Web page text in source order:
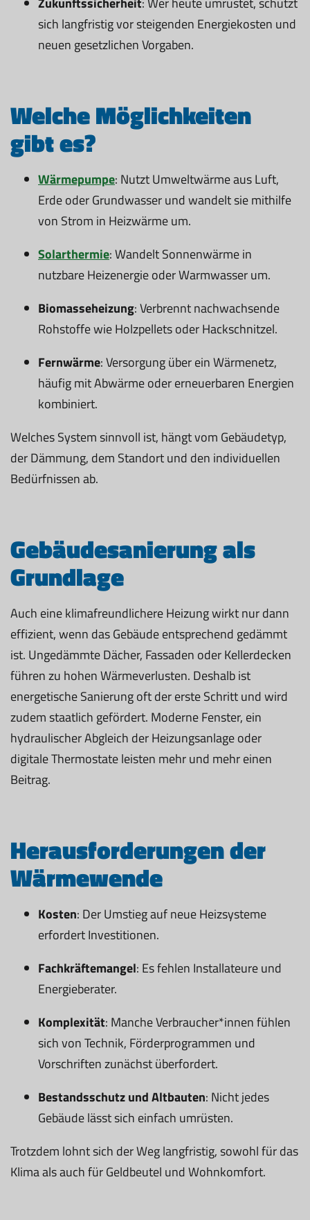
sich langfristig vor steigenden Energiekosten und
neuen gesetzlichen Vorgaben.
Welche Möglichkeiten
gibt es?
Wärmepumpe: Nutzt Umweltwärme aus Luft,
Erde oder Grundwasser und wandelt sie mithilfe
von Strom in Heizwärme um.
Solarthermie: Wandelt Sonnenwärme in
nutzbare Heizenergie oder Warmwasser um.
Biomasseheizung: Verbrennt nachwachsende
Rohstoffe wie Holzpellets oder Hackschnitzel.
Fernwärme: Versorgung über ein Wärmenetz,
häufig mit Abwärme oder erneuerbaren Energien
kombiniert.
Welches System sinnvoll ist, hängt vom Gebäudetyp,
der Dämmung, dem Standort und den individuellen
Bedürfnissen ab.
Gebäudesanierung als
Grundlage
Auch eine klimafreundlichere Heizung wirkt nur dann
effizient, wenn das Gebäude entsprechend gedämmt
ist. Ungedämmte Dächer, Fassaden oder Kellerdecken
führen zu hohen Wärmeverlusten. Deshalb ist
energetische Sanierung oft der erste Schritt und wird
zudem staatlich gefördert. Moderne Fenster, ein
hydraulischer Abgleich der Heizungsanlage oder
digitale Thermostate leisten mehr und mehr einen
Beitrag.
Herausforderungen der
Wärmewende
Kosten: Der Umstieg auf neue Heizsysteme
erfordert Investitionen.
Fachkräftemangel: Es fehlen Installateure und
Energieberater.
Komplexität: Manche Verbraucher*innen fühlen
sich von Technik, Förderprogrammen und
Vorschriften zunächst überfordert.
Bestandsschutz und Altbauten: Nicht jedes
Gebäude lässt sich einfach umrüsten.
Trotzdem lohnt sich der Weg langfristig, sowohl für das
Klima als auch für Geldbeutel und Wohnkomfort.